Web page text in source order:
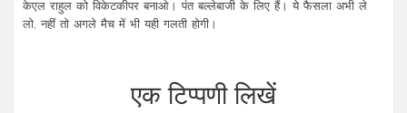
केएल राहुल को विकेटकीपर बनाओ। पंत बल्लेबाजी के लिए हैं। ये फैसला अभी ले
लो, नहीं तो अगले मैच में भी यही गलती होगी।
एक टिप्पणी लिखें